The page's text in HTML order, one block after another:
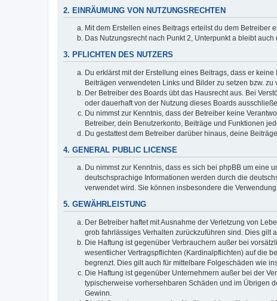
2. EINRÄUMUNG VON NUTZUNGSRECHTEN
Mit dem Erstellen eines Beitrags erteilst du dem
Das Nutzungsrecht nach Punkt 2, Unterpunkt a bleibt
3. PFLICHTEN DES NUTZERS
Du erklärst mit der Erstellung eines Beitrags, dass er
Beiträgen verwendeten Links und Bilder zu setzen bzw. zu
Der Betreiber des Boards übt das Hausrecht aus. Bei
oder dauerhaft von der Nutzung dieses Boards
Du nimmst zur Kenntnis, dass der Betreiber keine
Betreiber, dein Benutzerkonto, Beiträge und Funktionen
Du gestattest dem Betreiber darüber hinaus, deine
4. GENERAL PUBLIC LICENSE
Du nimmst zur Kenntnis, dass es sich bei phpBB um eine
deutschsprachige Informationen werden durch die
verwendet wird. Sie können insbesondere die
5. GEWÄHRLEISTUNG
Der Betreiber haftet mit Ausnahme der Verletzung von
grob fahrlässiges Verhalten zurückzuführen sind. Dies gilt
Die Haftung ist gegenüber Verbrauchern außer bei
wesentlicher Vertragspflichten (Kardinalpflichten) auf die
begrenzt. Dies gilt auch für mittelbare Folgeschäden wie
Die Haftung ist gegenüber Unternehmern außer bei der
typischerweise vorhersehbaren Schäden und im Übrigen
Gewinn.